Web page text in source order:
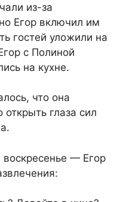
из-за
Егор включил им
гостей уложили на
с Полиной
на кухне.
что она
глаза сил
— Егор